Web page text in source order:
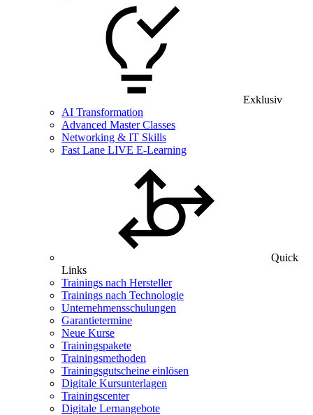
Exklusiv
AI Transformation
Advanced Master Classes
Networking & IT Skills
Fast Lane LIVE E-Learning
Quick
Links
Trainings nach Hersteller
Trainings nach Technologie
Unternehmensschulungen
Garantietermine
Neue Kurse
Trainingspakete
Trainingsmethoden
Trainingsgutscheine einlösen
Digitale Kursunterlagen
Trainingscenter
Digitale Lernangebote